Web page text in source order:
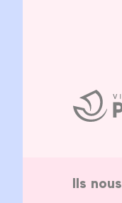
Ville
de
Paris
Ils